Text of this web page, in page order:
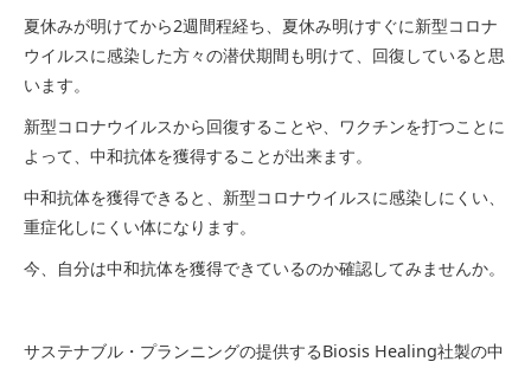
夏休みが明けてから2週間程経ち、夏休み明けすぐに新型コロナ
ウイルスに感染した方々の潜伏期間も明けて、回復していると思
います。
新型コロナウイルスから回復することや、ワクチンを打つことに
よって、中和抗体を獲得することが出来ます。
中和抗体を獲得できると、新型コロナウイルスに感染しにくい、
重症化しにくい体になります。
今、自分は中和抗体を獲得できているのか確認してみませんか。
サステナブル・プランニングの提供するBiosis Healing社製の中